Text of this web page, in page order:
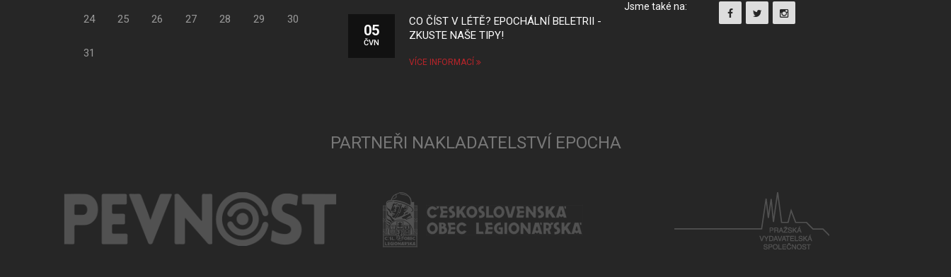
24 25 26 27 28 29 30
31
05
ČVN
CO ČÍST V LÉTĚ? EPOCHÁLNÍ BELETRII -
ZKUSTE NAŠE TIPY!
VÍCE INFORMACÍ
Jsme také na:
PARTNEŘI NAKLADATELSTVÍ EPOCHA